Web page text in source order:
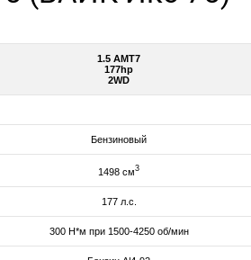
1.5 AMT7
177hp
2WD
Бензиновый
1498 см3
177 л.с.
300 Н*м при 1500-4250 об/мин